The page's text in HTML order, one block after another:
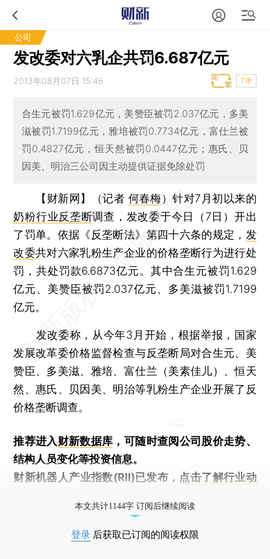
公司
发改委对六乳企共罚6.687亿元
2013年08月07日 15:46 T中
合生元被罚1.629亿元，美赞臣被罚2.037亿元，多美
滋被罚1.7199亿元，雅培被罚0.7734亿元，富仕兰被
罚0.4827亿元，恒天然被罚0.0447亿元；惠氏、贝
因美、明治三公司因主动提供证据免除处罚
【财新网】（记者 何春梅）针对7月初以来的
奶粉行业反垄断调查，发改委于今日（7日）开出
了罚单。依据《反垄断法》第四十六条的规定， 发
改委共对六家乳粉生产企业的价格垄断行为进行处
罚，共处罚款6.6873亿元。其中合生元被罚1.629
亿元、美赞臣被罚2.037亿元、多美滋被罚1.7199
亿元。
发改委称，从今年3月开始，根据举报，国家
发展改革委价格监督检查与反垄断局对合生元、美
赞臣、多美滋、雅培、富仕兰（美素佳儿）、恒天
然、惠氏、贝因美、明治等乳粉生产企业开展了反
价格垄断调查。
推荐进入财新数据库 ，可随时查阅公司股价走势、
结构人员变化等投资信息。
财新机器人产业指数(RII)已发布， 点击了解行业动
本文共计1144字 订阅后继续阅读
登录 后获取已订阅的阅读权限